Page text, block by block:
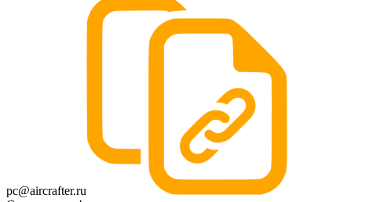
pc@aircrafter.ru